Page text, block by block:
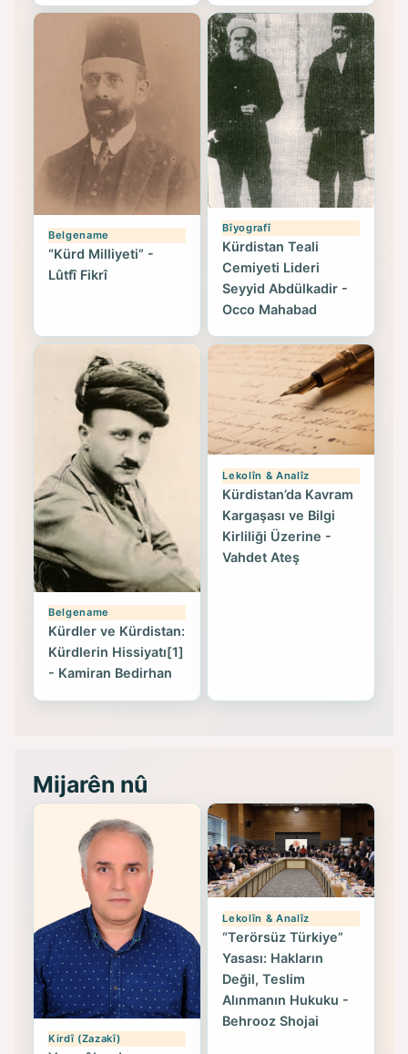
Belgename
“Kürd Milliyeti” -
Lûtfî Fikrî
Bîyografî
Kürdistan Teali
Cemiyeti Lideri
Seyyid Abdülkadir -
Occo Mahabad
Belgename
Kürdler ve Kürdistan:
Kürdlerin Hissiyatı[1]
- Kamiran Bedirhan
Lekolîn & Analîz
Kürdistan’da Kavram
Kargaşası ve Bilgi
Kirliliği Üzerine -
Vahdet Ateş
Mijarên nû
Kirdî (Zazakî)
Lekolîn & Analîz
“Terörsüz Türkiye”
Yasası: Hakların
Değil, Teslim
Alınmanın Hukuku -
Behrooz Shojai